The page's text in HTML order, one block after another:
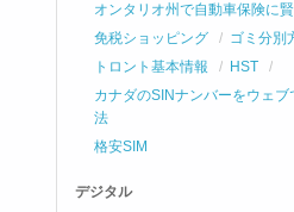
オンタリオ州で自動車保険に
免税ショッピング
ゴミ分別
トロント基本情報
HST
カナダのSINナンバーをウェブ
法
格安SIM
デジタル